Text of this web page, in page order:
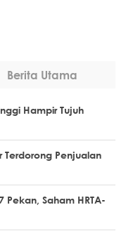
Berita Utama
Hampir Tujuh
Terdorong Penjualan
Pekan, Saham HRTA-